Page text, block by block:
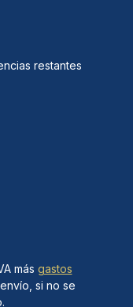
restantes
más gastos
si no se